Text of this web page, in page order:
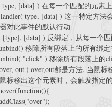
[data] ) 在每一个匹配的元素
type, [data] ) 这一特定方
对此事件的默认行动
[type], [data] ) 反绑定，从每一个
移除所有段落上的所有绑
"click" ) 移除所有段落上的
out ) over,out都是方法, 当鼠
标移出这个元素时，会触发指定